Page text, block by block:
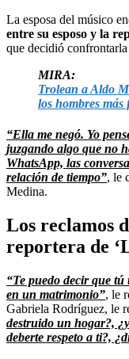
La esposa del músico
entre su esposo y la
que decidió
MIRA:
Trolean a Aldo
los hombres
“Ella me negó. Yo
juzgando algo que no
WhatsApp, las
relación de tiempo”, le
Medina.
Los reclamos
reportera de
“Te puedo decir que
en un matrimonio”, le
Gabriela Rodríguez, le
destruido un hogar?,
deberte respeto a ti?,